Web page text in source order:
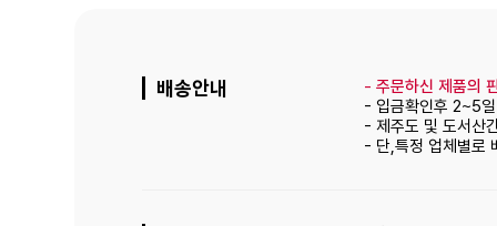
배송안내 - 주문하신 제품의
- 입금확인후 2~5
- 제주도 및 도서산
- 단,특정 업체별로